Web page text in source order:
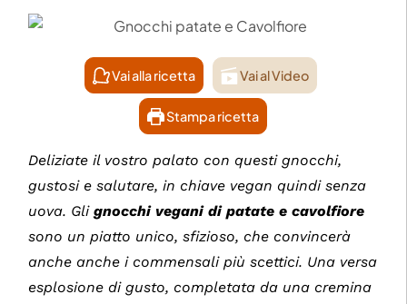
Vai alla ricetta Vai al Video
Stampa ricetta
Deliziate il vostro palato con questi gnocchi,
gustosi e salutare, in chiave vegan quindi senza
uova. Glignocchi vegani di patate e cavolfiore
sono un piatto unico, sfizioso, che convincerà
anche anche i commensali più scettici. Una versa
esplosione di gusto, completata da una cremina